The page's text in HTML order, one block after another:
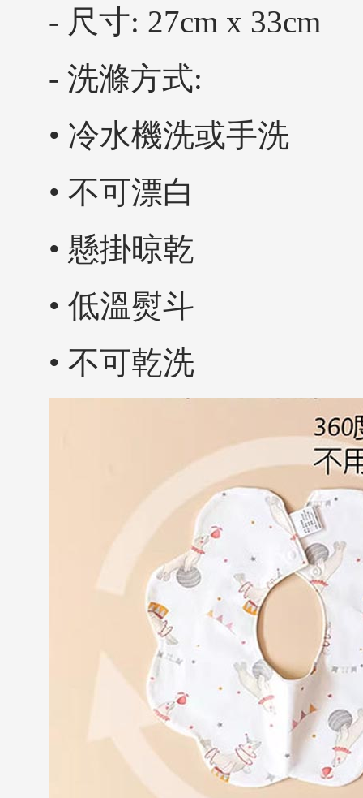
- 尺寸: 27cm x 33cm
- 洗滌方式:
• 冷水機洗或手洗
• 不可漂白
• 懸掛晾乾
• 低溫熨斗
• 不可乾洗